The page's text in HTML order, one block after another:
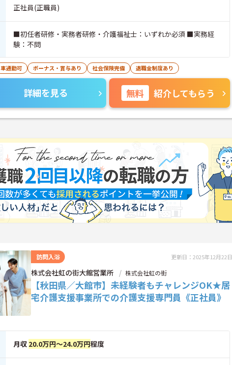
正社員(正職員)
■初任者研修・実務者研修・介護福祉士：いずれか必須 ■実務経
験：不問
車通勤可 ボーナス・賞与あり 社会保険完備 退職金制度あり
詳細を見る 無料 紹介してもらう
訪問入浴 更新日：2025年12月22日
株式会社虹の街大館営業所 株式会社虹の街
【秋田県／大館市】未経験者もチャレンジOK★居
宅介護支援事業所での介護支援専門員《正社員》
月収 20.0万円～24.0万円程度